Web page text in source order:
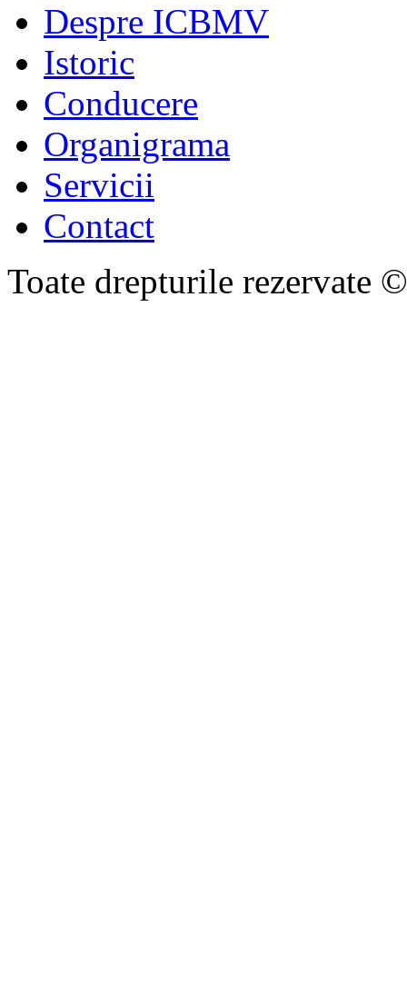
Despre ICBMV
Istoric
Conducere
Organigrama
Servicii
Contact
Toate drepturile rezervate